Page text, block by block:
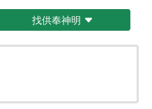
找供奉神明